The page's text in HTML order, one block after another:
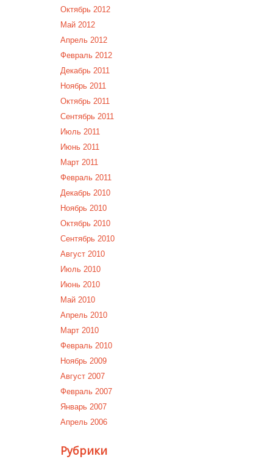
Октябрь 2012
Май 2012
Апрель 2012
Февраль 2012
Декабрь 2011
Ноябрь 2011
Октябрь 2011
Сентябрь 2011
Июль 2011
Июнь 2011
Март 2011
Февраль 2011
Декабрь 2010
Ноябрь 2010
Октябрь 2010
Сентябрь 2010
Август 2010
Июль 2010
Июнь 2010
Май 2010
Апрель 2010
Март 2010
Февраль 2010
Ноябрь 2009
Август 2007
Февраль 2007
Январь 2007
Апрель 2006
Рубрики